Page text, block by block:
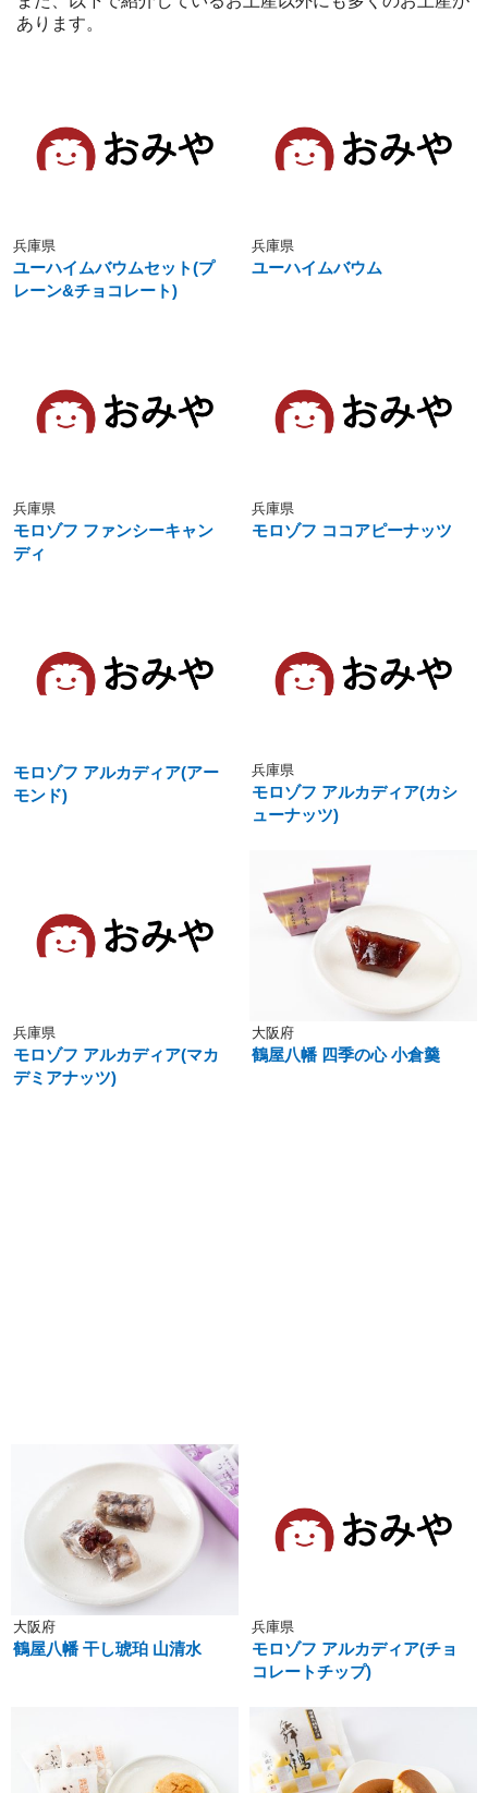
あります。
兵庫県
ユーハイムバウムセット(プ
レーン&チョコレート)
兵庫県
ユーハイムバウム
兵庫県
モロゾフ ファンシーキャン
ディ
兵庫県
モロゾフ ココアピーナッツ
モロゾフ アルカディア(アー
モンド)
兵庫県
モロゾフ アルカディア(カシ
ューナッツ)
兵庫県
モロゾフ アルカディア(マカ
デミアナッツ)
大阪府
鶴屋八幡 四季の心 小倉羹
大阪府
鶴屋八幡 干し琥珀 山清水
兵庫県
モロゾフ アルカディア(チョ
コレートチップ)